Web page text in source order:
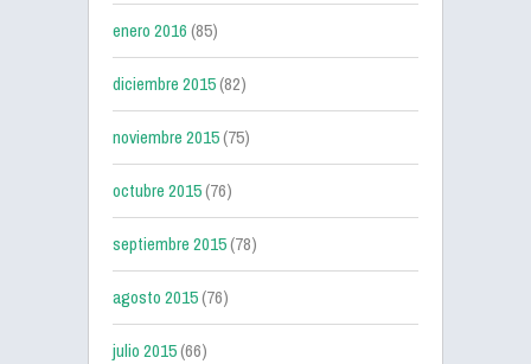
enero 2016(85)
diciembre 2015(82)
noviembre 2015(75)
octubre 2015(76)
septiembre 2015(78)
agosto 2015(76)
julio 2015(66)